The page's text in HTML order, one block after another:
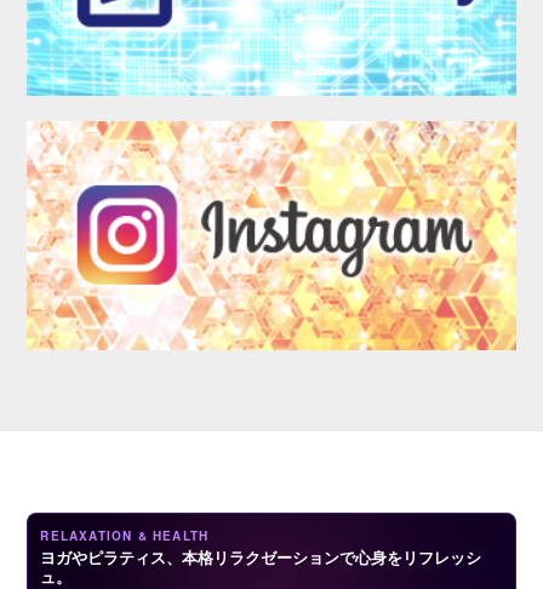
AUDITION
RELAXATION & HEALTH
ヨガやピラティス、本格リラクゼーションで心身をリフレッシ
ュ。